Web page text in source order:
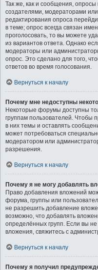
Так же, как и сообщения, опросы
создателями, модераторами
редактирования опроса
в теме; опрос всегда связан
проголосовать, то вы можете
из вариантов ответа. Однако
модераторы или
опрос. Это сделано для того,
ответов во время голосования.
Вернуться к началу
Почему мне недоступны
Некоторые форумы доступны
группам пользователей. Чтобы
в них темы и оставлять
может потребоваться
модератором или
разрешения.
Вернуться к началу
Почему я не могу добавлять
Право добавления вложений
форума, группы или
не разрешить добавление
возможно, что добавлять
определённых групп. Если вы
вложения, свяжитесь с
Вернуться к началу
Почему я получил